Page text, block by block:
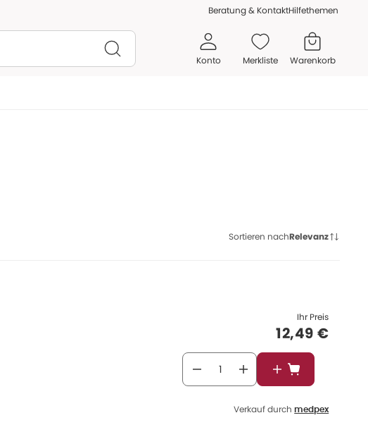
Beratung & KontaktHilfethemen
Konto Merkliste Warenkorb
Sortieren nachRelevanz
Ihr Preis
12,49 €
In den
Verkauf durch medpex